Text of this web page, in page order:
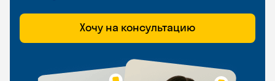
Хочу на консультацию